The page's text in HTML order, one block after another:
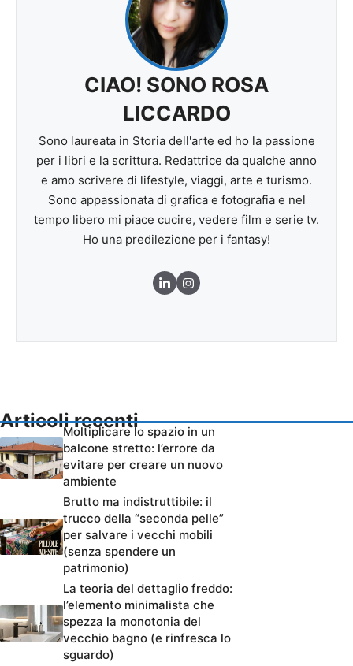
CIAO! SONO ROSA
LICCARDO
Sono laureata in Storia dell'arte ed ho la passione
per i libri e la scrittura. Redattrice da qualche anno
e amo scrivere di lifestyle, viaggi, arte e turismo.
Sono appassionata di grafica e fotografia e nel
tempo libero mi piace cucire, vedere film e serie tv.
Ho una predilezione per i fantasy!
Articoli recenti
Moltiplicare lo spazio in un
balcone stretto: l’errore da
evitare per creare un nuovo
ambiente
Brutto ma indistruttibile: il
trucco della “seconda pelle”
per salvare i vecchi mobili
(senza spendere un
patrimonio)
La teoria del dettaglio freddo:
l’elemento minimalista che
spezza la monotonia del
vecchio bagno (e rinfresca lo
sguardo)